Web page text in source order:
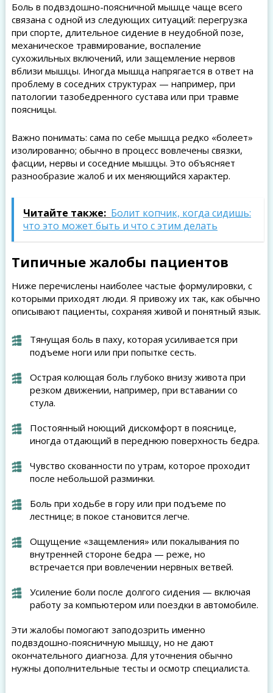
Боль в подвздошно-поясничной мышце чаще всего
связана с одной из следующих ситуаций: перегрузка
при спорте, длительное сидение в неудобной позе,
механическое травмирование, воспаление
сухожильных включений, или защемление нервов
вблизи мышцы. Иногда мышца напрягается в ответ на
проблему в соседних структурах — например, при
патологии тазобедренного сустава или при травме
поясницы.
Важно понимать: сама по себе мышца редко «болеет»
изолированно; обычно в процесс вовлечены связки,
фасции, нервы и соседние мышцы. Это объясняет
разнообразие жалоб и их меняющийся характер.
Читайте также: Болит копчик, когда сидишь:
что это может быть и что с этим делать
Типичные жалобы пациентов
Ниже перечислены наиболее частые формулировки, с
которыми приходят люди. Я привожу их так, как обычно
описывают пациенты, сохраняя живой и понятный язык.
Тянущая боль в паху, которая усиливается при
подъеме ноги или при попытке сесть.
Острая колющая боль глубоко внизу живота при
резком движении, например, при вставании со
стула.
Постоянный ноющий дискомфорт в пояснице,
иногда отдающий в переднюю поверхность бедра.
Чувство скованности по утрам, которое проходит
после небольшой разминки.
Боль при ходьбе в гору или при подъеме по
лестнице; в покое становится легче.
Ощущение «защемления» или покалывания по
внутренней стороне бедра — реже, но
встречается при вовлечении нервных ветвей.
Усиление боли после долгого сидения — включая
работу за компьютером или поездки в автомобиле.
Эти жалобы помогают заподозрить именно
подвздошно-поясничную мышцу, но не дают
окончательного диагноза. Для уточнения обычно
нужны дополнительные тесты и осмотр специалиста.